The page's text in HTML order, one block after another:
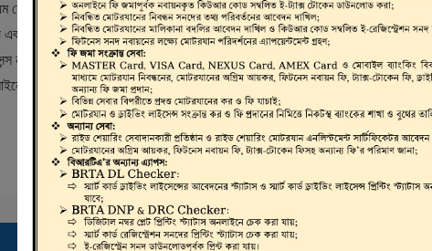
যেখানে ড্রাইভার, মোটরযান মালিক,
শিক্ষানবিশ ড্রাইভিং লাইসেন্স, স্মার্ট
নবায়ন, ডুপ্লিকেট ড্রাইভিং লাইসেন্স
ফি প্রদান করা যায়।
ট্রাস্টি বোর্ড সার্টিফিকেট ডাউনলোড করতে এখানে ক্লিক করুন